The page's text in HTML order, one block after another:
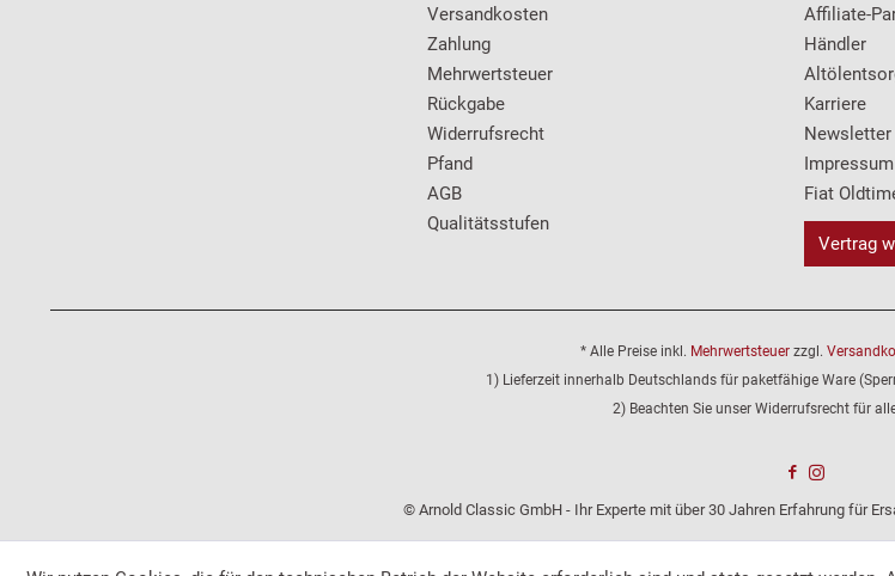
Versandkosten
Zahlung
Mehrwertsteuer
Rückgabe
Widerrufsrecht
Pfand
AGB
Qualitätsstufen
Affiliate-
Händler
Karriere
Newsletter
Impressum
Fiat
Vertrag
* Alle Preise inkl. Mehrwertsteuer zzgl.
1) Lieferzeit innerhalb Deutschlands für paketfähige Ware
2) Beachten Sie unser Widerrufsrecht für
© Arnold Classic GmbH - Ihr Experte mit über 30 Jahren Erfahrung für